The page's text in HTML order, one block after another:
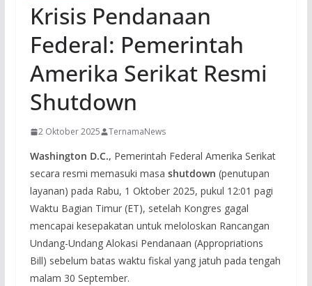
Krisis Pendanaan
Federal: Pemerintah
Amerika Serikat Resmi
Shutdown
2 Oktober 2025 TernamaNews
Washington D.C., Pemerintah Federal Amerika Serikat
secara resmi memasuki masa shutdown (penutupan
layanan) pada Rabu, 1 Oktober 2025, pukul 12:01 pagi
Waktu Bagian Timur (ET), setelah Kongres gagal
mencapai kesepakatan untuk meloloskan Rancangan
Undang-Undang Alokasi Pendanaan (Appropriations
Bill) sebelum batas waktu fiskal yang jatuh pada tengah
malam 30 September.